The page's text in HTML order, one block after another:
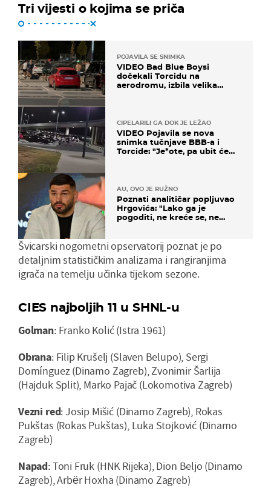
Tri vijesti o kojima se priča
POJAVILA SE SNIMKA
VIDEO Bad Blue Boysi
dočekali Torcidu na
aerodromu, izbila velika
CIPELARILI GA DOK JE LEŽAO
VIDEO Pojavila se nova
snimka tučnjave BBB-a i
Torcide: "Je*ote, pa ubit će
AU, OVO JE RUŽNO
Poznati analitičar popljuvao
Hrgovića: "Lako ga je
pogoditi, ne kreće se, ne
Švicarski nogometni opservatorij poznat je po
detaljnim statističkim analizama i rangiranjima
igrača na temelju učinka tijekom sezone.
CIES najboljih 11 u SHNL-u
Golman: Franko Kolić (Istra 1961)
Obrana: Filip Krušelj (Slaven Belupo), Sergi
Domínguez (Dinamo Zagreb), Zvonimir Šarlija
(Hajduk Split), Marko Pajač (Lokomotiva Zagreb)
Vezni red: Josip Mišić (Dinamo Zagreb), Rokas
Pukštas (Rokas Pukštas), Luka Stojković (Dinamo
Zagreb)
Napad: Toni Fruk (HNK Rijeka), Dion Beljo (Dinamo
Zagreb), Arbër Hoxha (Dinamo Zagreb)